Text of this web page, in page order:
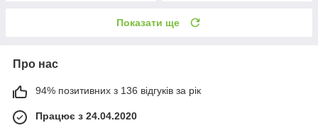
Показати ще
Про нас
94% позитивних з 136 відгуків за рік
Працює з 24.04.2020